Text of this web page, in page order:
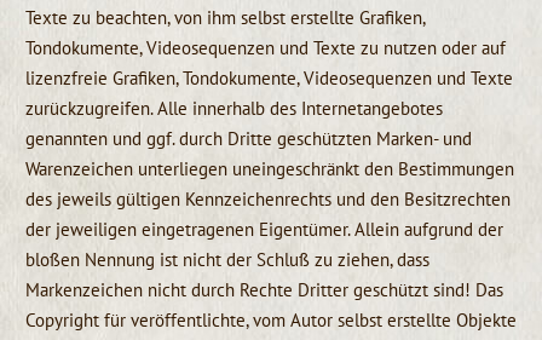
Texte zu beachten, von ihm selbst erstellte Grafiken,
Tondokumente, Videosequenzen und Texte zu nutzen oder auf
lizenzfreie Grafiken, Tondokumente, Videosequenzen und Texte
zurückzugreifen. Alle innerhalb des Internetangebotes
genannten und ggf. durch Dritte geschützten Marken- und
Warenzeichen unterliegen uneingeschränkt den Bestimmungen
des jeweils gültigen Kennzeichenrechts und den Besitzrechten
der jeweiligen eingetragenen Eigentümer. Allein aufgrund der
bloßen Nennung ist nicht der Schluß zu ziehen, dass
Markenzeichen nicht durch Rechte Dritter geschützt sind! Das
Copyright für veröffentlichte, vom Autor selbst erstellte Objekte